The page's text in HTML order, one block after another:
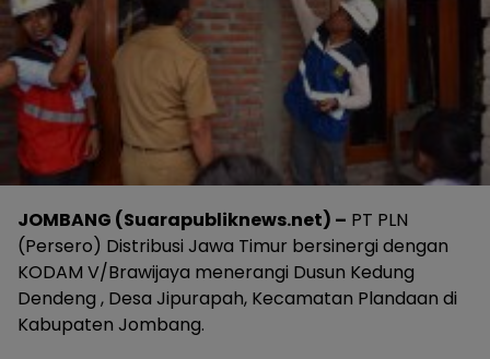
JOMBANG (Suarapubliknews.net) – PT PLN
(Persero) Distribusi Jawa Timur bersinergi dengan
KODAM V/Brawijaya menerangi Dusun Kedung
Dendeng , Desa Jipurapah, Kecamatan Plandaan di
Kabupaten Jombang.